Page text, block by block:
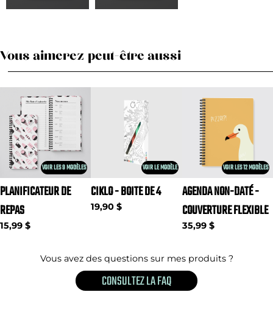
Vous aimerez peut-être aussi
VOIR LES 9 MODÈLES
PLANIFICATEUR DE
REPAS
15,99 $
VOIR LE MODÈLE
CIKLO - BOITE DE 4
19,90 $
VOIR LES 12 MODÈLES
AGENDA NON-DATÉ -
COUVERTURE FLEXIBLE
35,99 $
Vous avez des questions sur mes produits ?
CONSULTEZ LA FAQ